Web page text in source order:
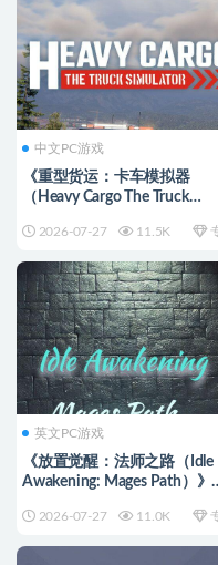
中文PC游戏
《重型货运：卡车模拟器
（Heavy Cargo The Truck
DLC [中文/英文]
2026-07-27 11.5K
英文PC游戏
《放置觉醒：法师之路（Idle
Awakening: Mages Path）》
2026-07-27 11.0K